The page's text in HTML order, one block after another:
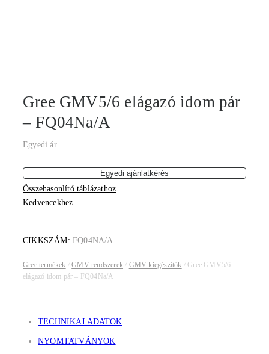
Gree GMV5/6 elágazó idom pár
– FQ04Na/A
Egyedi ár
Egyedi ajánlatkérés
Összehasonlító táblázathoz
Kedvencekhez
CIKKSZÁM: FQ04NA/A
Gree termékek / GMV rendszerek / GMV kiegészítők /Gree GMV5/6
elágazó idom pár – FQ04Na/A
TECHNIKAI ADATOK
NYOMTATVÁNYOK